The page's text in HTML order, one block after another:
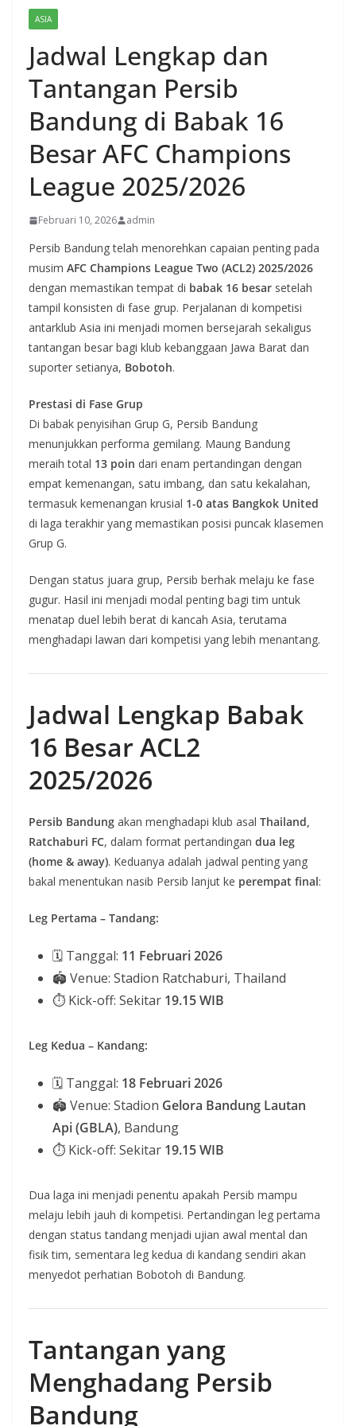
ASIA
Jadwal Lengkap dan
Tantangan Persib
Bandung di Babak 16
Besar AFC Champions
League 2025/2026
Februari 10, 2026 admin
Persib Bandung telah menorehkan capaian penting pada
musim AFC Champions League Two (ACL2) 2025/2026
dengan memastikan tempat di babak 16 besar setelah
tampil konsisten di fase grup. Perjalanan di kompetisi
antarklub Asia ini menjadi momen bersejarah sekaligus
tantangan besar bagi klub kebanggaan Jawa Barat dan
suporter setianya, Bobotoh.
Prestasi di Fase Grup
Di babak penyisihan Grup G, Persib Bandung
menunjukkan performa gemilang. Maung Bandung
meraih total 13 poin dari enam pertandingan dengan
empat kemenangan, satu imbang, dan satu kekalahan,
termasuk kemenangan krusial 1-0 atas Bangkok United
di laga terakhir yang memastikan posisi puncak klasemen
Grup G.
Dengan status juara grup, Persib berhak melaju ke fase
gugur. Hasil ini menjadi modal penting bagi tim untuk
menatap duel lebih berat di kancah Asia, terutama
menghadapi lawan dari kompetisi yang lebih menantang.
Jadwal Lengkap Babak
16 Besar ACL2
2025/2026
Persib Bandung akan menghadapi klub asal Thailand,
Ratchaburi FC, dalam format pertandingan dua leg
(home & away). Keduanya adalah jadwal penting yang
bakal menentukan nasib Persib lanjut ke perempat final:
Leg Pertama – Tandang:
🗓 Tanggal: 11 Februari 2026
🏟 Venue: Stadion Ratchaburi, Thailand
⏱ Kick-off: Sekitar 19.15 WIB
Leg Kedua – Kandang:
🗓 Tanggal: 18 Februari 2026
🏟 Venue: Stadion Gelora Bandung Lautan
Api (GBLA), Bandung
⏱ Kick-off: Sekitar 19.15 WIB
Dua laga ini menjadi penentu apakah Persib mampu
melaju lebih jauh di kompetisi. Pertandingan leg pertama
dengan status tandang menjadi ujian awal mental dan
fisik tim, sementara leg kedua di kandang sendiri akan
menyedot perhatian Bobotoh di Bandung.
Tantangan yang
Menghadang Persib
Bandung